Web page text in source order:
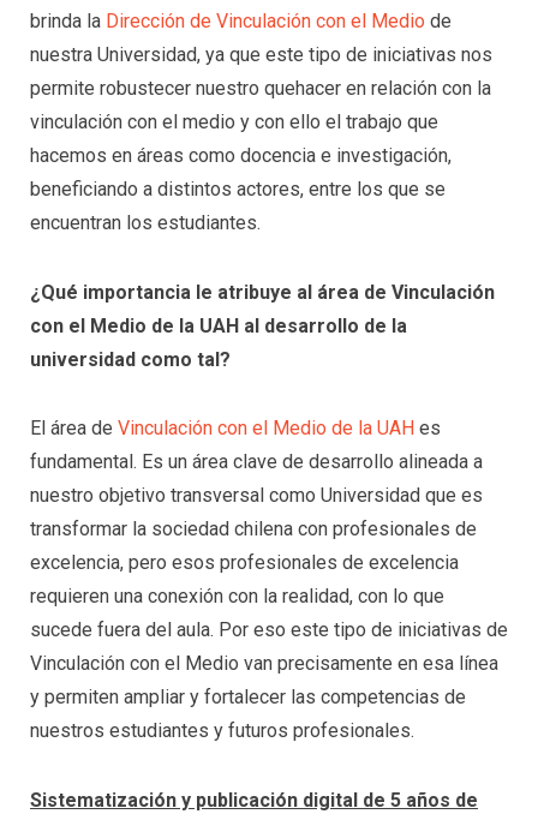
brinda la Dirección de Vinculación con el Medio de
nuestra Universidad, ya que este tipo de iniciativas nos
permite robustecer nuestro quehacer en relación con la
vinculación con el medio y con ello el trabajo que
hacemos en áreas como docencia e investigación,
beneficiando a distintos actores, entre los que se
encuentran los estudiantes.
¿Qué importancia le atribuye al área de Vinculación
con el Medio de la UAH al desarrollo de la
universidad como tal?
El área de Vinculación con el Medio de la UAH es
fundamental. Es un área clave de desarrollo alineada a
nuestro objetivo transversal como Universidad que es
transformar la sociedad chilena con profesionales de
excelencia, pero esos profesionales de excelencia
requieren una conexión con la realidad, con lo que
sucede fuera del aula. Por eso este tipo de iniciativas de
Vinculación con el Medio van precisamente en esa línea
y permiten ampliar y fortalecer las competencias de
nuestros estudiantes y futuros profesionales.
Sistematización y publicación digital de 5 años de